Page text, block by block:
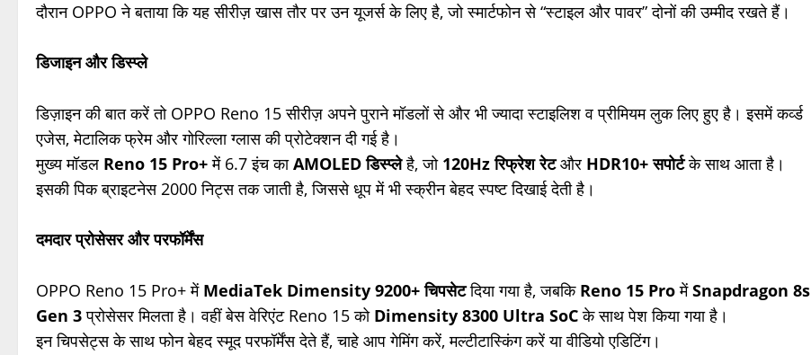
दौरान OPPO ने बताया कि यह सीरीज़ खास तौर पर उन यूजर्स के लिए है, जो स्मार्टफोन से “स्टाइल और पावर” दोनों की उम्मीद रखते हैं।
डिजाइन और डिस्प्ले
डिज़ाइन की बात करें तो OPPO Reno 15 सीरीज़ अपने पुराने मॉडलों से और भी ज्यादा स्टाइलिश व प्रीमियम लुक लिए हुए है। इसमें कर्व्ड
एजेस, मेटालिक फ्रेम और गोरिल्ला ग्लास की प्रोटेक्शन दी गई है।
मुख्य मॉडल Reno 15 Pro+में 6.7 इंच काAMOLED डिस्प्लेहै, जो 120Hz रिफ्रेश रेटऔर HDR10+ सपोर्टके साथ आता है।
इसकी पिक ब्राइटनेस 2000 निट्स तक जाती है, जिससे धूप में भी स्क्रीन बेहद स्पष्ट दिखाई देती है।
दमदार प्रोसेसर और परफॉर्मेंस
OPPO Reno 15 Pro+ में MediaTek Dimensity 9200+ चिपसेटदिया गया है, जबकि Reno 15 ProमेंSnapdragon 8s
Gen 3प्रोसेसर मिलता है। वहीं बेस वेरिएंट Reno 15 को Dimensity 8300 Ultra SoCके साथ पेश किया गया है।
इन चिपसेट्स के साथ फोन बेहद स्मूद परफॉर्मेंस देते हैं, चाहे आप गेमिंग करें, मल्टीटास्किंग करें या वीडियो एडिटिंग।